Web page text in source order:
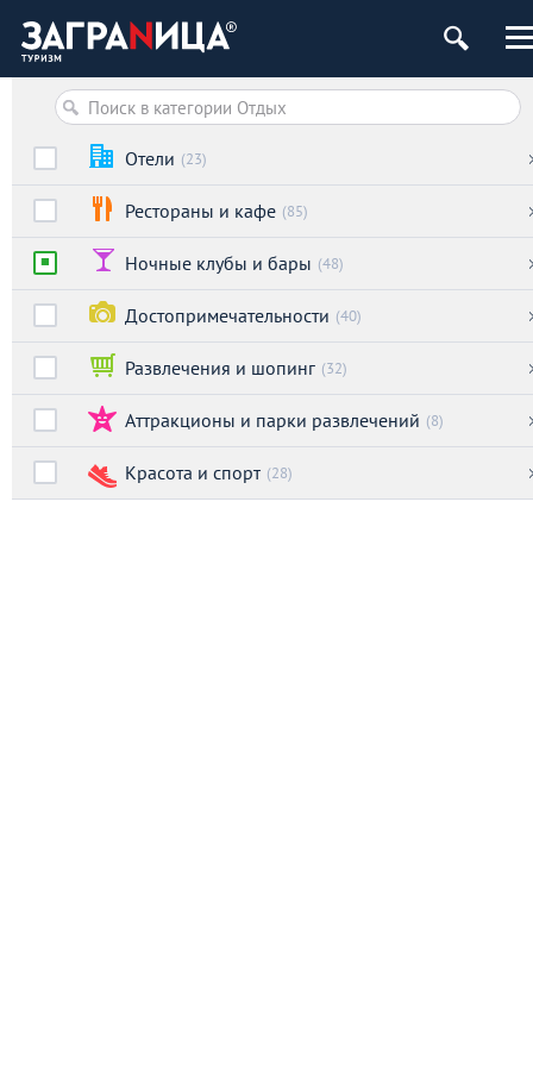
Отели (23)
Рестораны и кафе (85)
Ночные клубы и бары (48)
Достопримечательности (40)
Развлечения и шопинг (32)
Аттракционы и парки развлечений (8)
Красота и спорт (28)